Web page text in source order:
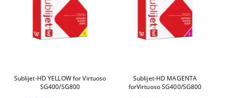
Sublijet-HD YELLOW for Virtuoso
SG400/SG800
Sublijet-HD MAGENTA
forVirtuoso SG400/SG800